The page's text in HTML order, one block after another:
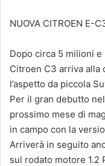
NUOVA CITROEN E-
Dopo circa 5 milioni
Citroen C3 arriva alla
l’aspetto da piccola
Per il gran debutto
prossimo mese di
in campo con la
Arriverà in seguito
sul rodato motore 1.2